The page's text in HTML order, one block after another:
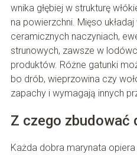
wnika głębiej w strukturę
na powierzchni. Mięso
ceramicznych naczyniach,
strunowych, zawsze w
produktów. Różne gatunki
bo drób, wieprzowina czy
zapachy i wymagają innych
Z czego zbudować
Każda dobra marynata